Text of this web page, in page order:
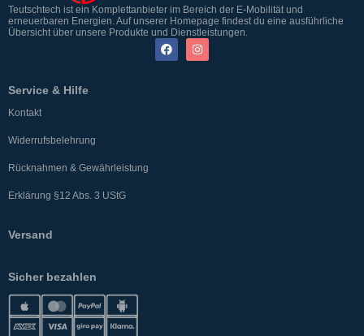
Teutschtech ist ein Komplettanbieter im Bereich der E-Mobilität und
erneuerbaren Energien. Auf unserer Homepage findest du eine ausführliche
Übersicht über unsere Produkte und Dienstleistungen.
Service & Hilfe
Kontakt
Widerrufsbelehrung
Rücknahmen & Gewährleistung
Erklärung §12 Abs. 3 UStG
Versand
Sicher bezahlen